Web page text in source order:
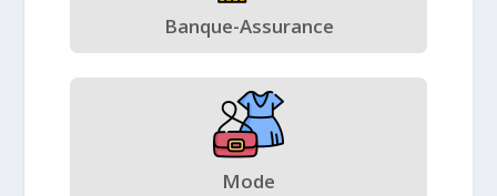
Banque-Assurance
Mode